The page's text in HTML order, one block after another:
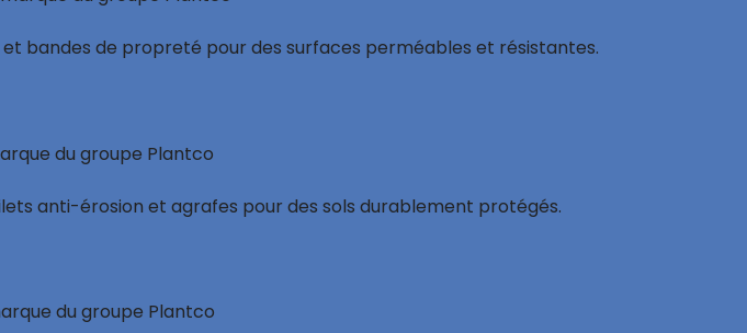
bandes de propreté pour des surfaces perméables et résistantes.
anti-érosion et agrafes pour des sols durablement protégés.